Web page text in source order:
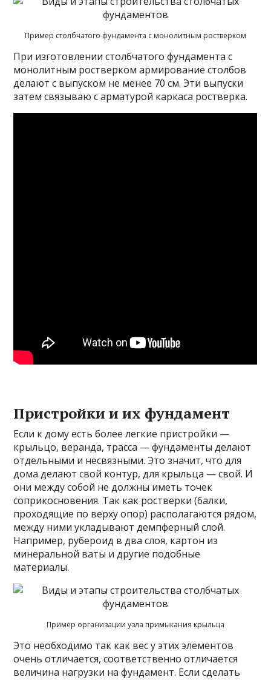
Пример столбчатого фундамента с монолитным ростверком
При изготовлении столбчатого фундамента с
монолитным ростверком армирование столбов
делают с выпуском не менее 70 см. Эти выпуски
затем связываю с арматурой каркаса ростверка.
Пристройки и их фундамент
Если к дому есть более легкие пристройки —
крыльцо, веранда, трасса — фундаменты делают
отдельными и несвязными. Это значит, что для
дома делают свой контур, для крыльца — свой. И
они между собой не должны иметь точек
соприкосновения. Так как ростверки (балки,
проходящие по верху опор) располагаются рядом,
между ними укладывают демпферный слой.
Например, рубероид в два слоя, картон из
минеральной ваты и другие подобные
материалы.
Пример организации узла примыкания крыльца
Это необходимо так как вес у этих элементов
очень отличается, соответственно отличается
величина нагрузки на фундамент. Если сделать